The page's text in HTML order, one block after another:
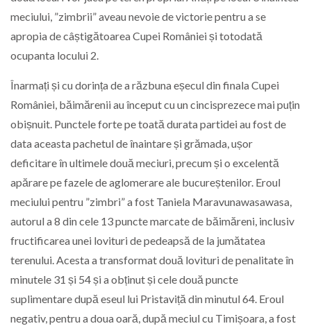
meciului, ”zimbrii” aveau nevoie de victorie pentru a se
apropia de câștigătoarea Cupei României și totodată
ocupanta locului 2.
Înarmați și cu dorința de a răzbuna eșecul din finala Cupei
României, băimărenii au început cu un cincisprezece mai puțin
obișnuit. Punctele forte pe toată durata partidei au fost de
data aceasta pachetul de înaintare și grămada, ușor
deficitare în ultimele două meciuri, precum și o excelentă
apărare pe fazele de aglomerare ale bucureștenilor. Eroul
meciului pentru ”zimbri” a fost Taniela Maravunawasawasa,
autorul a 8 din cele 13 puncte marcate de băimăreni, inclusiv
fructificarea unei lovituri de pedeapsă de la jumătatea
terenului. Acesta a transformat două lovituri de penalitate în
minutele 31 și 54 și a obținut și cele două puncte
suplimentare după eseul lui Pristaviță din minutul 64. Eroul
negativ, pentru a doua oară, după meciul cu Timișoara, a fost